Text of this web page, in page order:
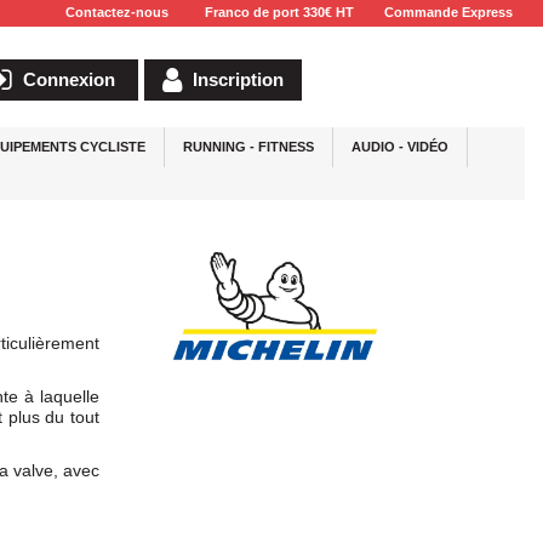
Contactez-nous Franco de port 330€ HT Commande Express
Connexion Inscription
CYCLISTE RUNNING - FITNESS AUDIO - VIDÉO
à laquelle
plus du tout
valve, avec